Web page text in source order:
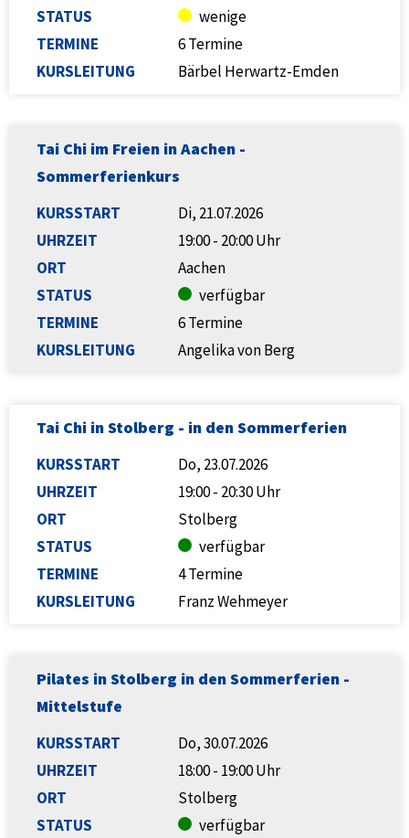
STATUS
TERMINE
KURSLEITUNG
wenige
6 Termine
Bärbel Herwartz-Emden
Tai Chi im Freien in Aachen -
Sommerferienkurs
KURSSTART
UHRZEIT
ORT
STATUS
TERMINE
KURSLEITUNG
Di, 21.07.2026
19:00 - 20:00 Uhr
Aachen
verfügbar
6 Termine
Angelika von Berg
Tai Chi in Stolberg - in den Sommerferien
KURSSTART
UHRZEIT
ORT
STATUS
TERMINE
KURSLEITUNG
Do, 23.07.2026
19:00 - 20:30 Uhr
Stolberg
verfügbar
4 Termine
Franz Wehmeyer
Pilates in Stolberg in den Sommerferien -
Mittelstufe
KURSSTART
UHRZEIT
ORT
STATUS
Do, 30.07.2026
18:00 - 19:00 Uhr
Stolberg
verfügbar